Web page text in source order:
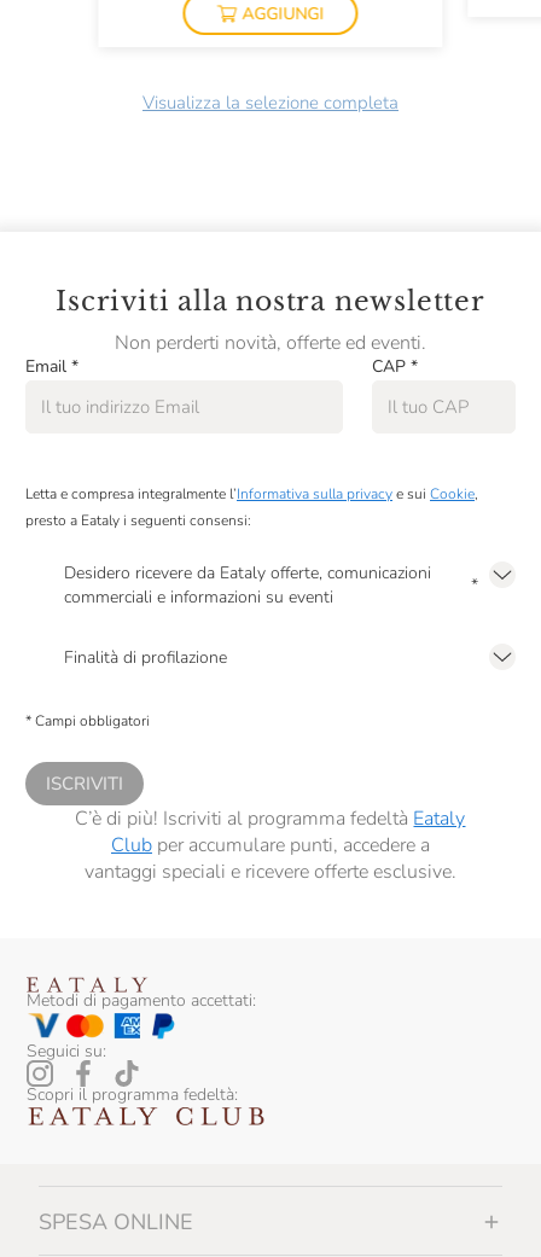
AGGIUNGI
Visualizza la selezione completa
Iscriviti alla nostra newsletter
Non perderti novità, offerte ed eventi.
Email * CAP *
Letta e compresa integralmente l’Informativa sulla privacye sui Cookie,
presto a Eataly i seguenti consensi:
Desidero ricevere da Eataly offerte, comunicazioni
commerciali e informazioni su eventi
*
Finalità di profilazione
comunicazioni commerciali personalizzate, in caso di consenso prestato ai
* Campi obbligatori
ISCRIVITI
C’è di più! Iscriviti al programma fedeltà Eataly
Clubper accumulare punti, accedere a
vantaggi speciali e ricevere offerte esclusive.
Metodi di pagamento accettati:
Seguici su:
Scopri il programma fedeltà:
SPESA ONLINE